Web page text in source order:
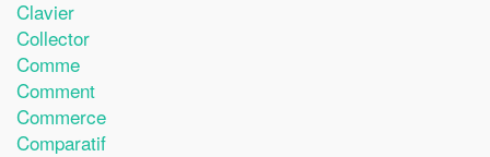
Clavier
Collector
Comme
Comment
Commerce
Comparatif